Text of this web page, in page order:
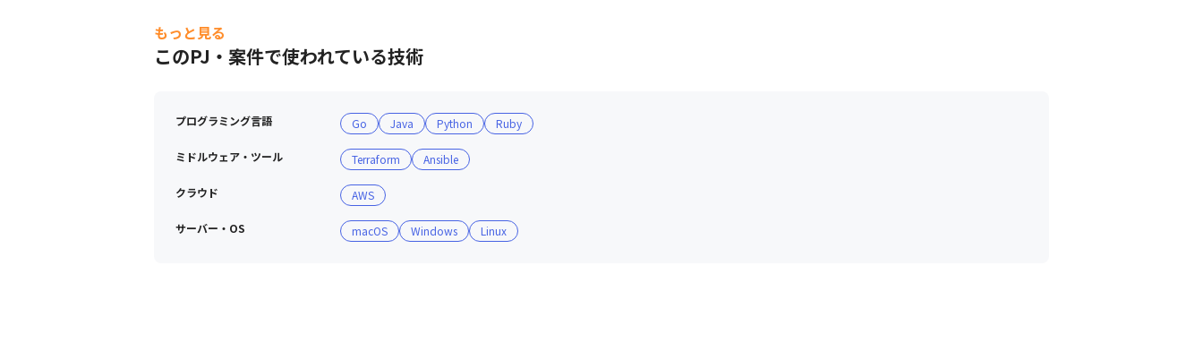
もっと見る
このPJ・案件で使われている技術
プログラミング言語 Go Java Python Ruby
ミドルウェア・ツール Terraform Ansible
クラウド AWS
サーバー・OS macOS Windows Linux